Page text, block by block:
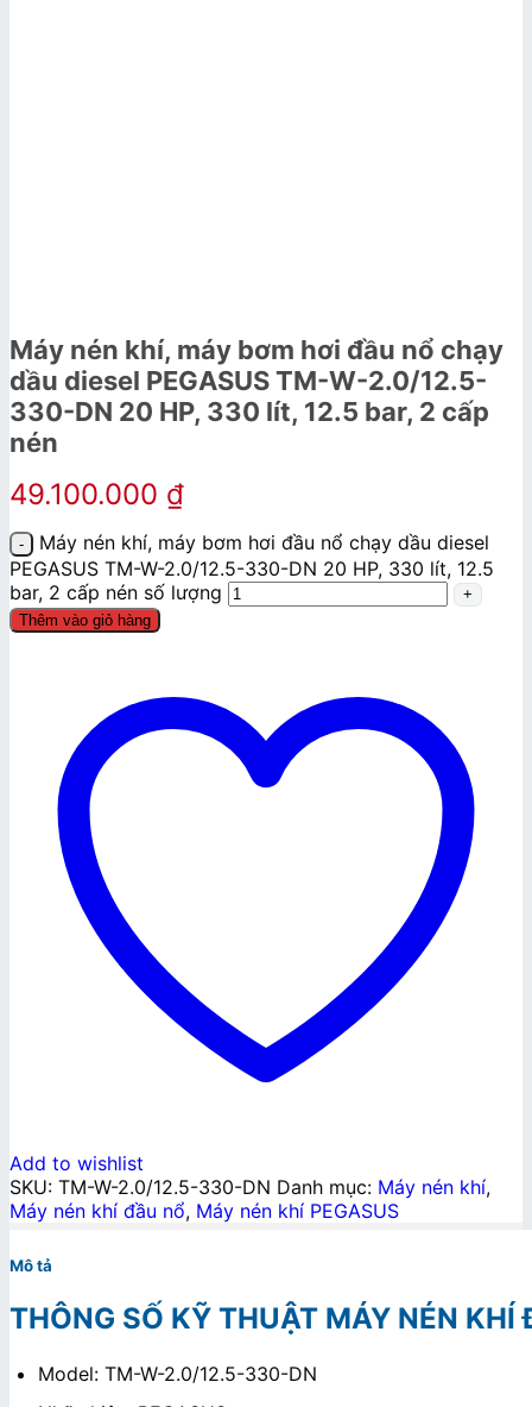
Máy nén khí, máy bơm hơi đầu nổ chạy
dầu diesel PEGASUS TM-W-2.0/12.5-
330-DN 20 HP, 330 lít, 12.5 bar, 2 cấp
nén
49.100.000 ₫
Máy nén khí, máy bơm hơi đầu nổ chạy dầu diesel
PEGASUS TM-W-2.0/12.5-330-DN 20 HP, 330 lít, 12.5
bar, 2 cấp nén số lượng
Thêm vào giỏ hàng
Add to wishlist
SKU: TM-W-2.0/12.5-330-DN Danh mục: Máy nén khí,
Máy nén khí đầu nổ, Máy nén khí PEGASUS
Mô tả
THÔNG SỐ KỸ THUẬT MÁY NÉN
Model: TM-W-2.0/12.5-330-DN